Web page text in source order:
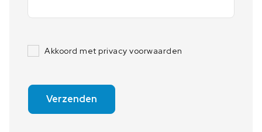
Akkoord met privacy voorwaarden
Verzenden